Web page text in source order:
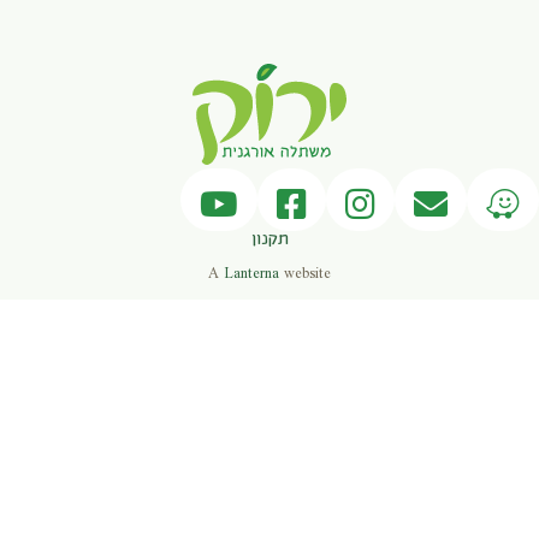
זריעה והנבטה במשתלה
תקנון
A Lanterna website